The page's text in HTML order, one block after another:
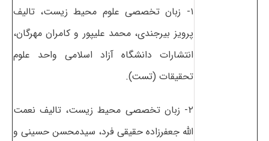
۱- زبان تخصصی علوم محیط زیست، تالیف
پرویز بیرجندی، محمد علیپور و کامران مهرگان،
انتشارات دانشگاه آزاد اسلامی واحد علوم
تحقیقات (تست).
۲- زبان تخصصی محیط زیست، تالیف نعمت
الله جعفرزاده حقیقی فرد، سیدمحسن حسینی و